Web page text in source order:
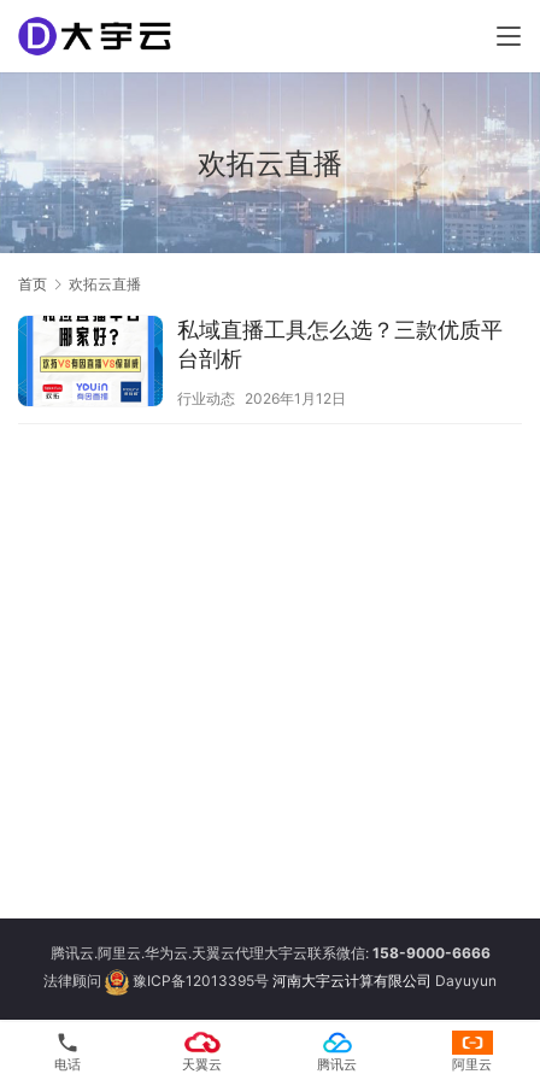
欢拓云直播
首页 欢拓云直播
私域直播工具怎么选？三款优质平
台剖析
行业动态 2026年1月12日
腾讯云.阿里云.华为云.天翼云代理大宇云联系微信: 158-9000-6666
法律顾问
豫ICP备12013395号 河南大宇云计算有限公司 Dayuyun
phone
电话 天翼云 腾讯云 阿里云